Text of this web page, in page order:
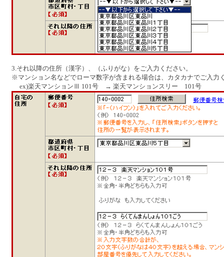
3.それ以降の住所（漢字）、（ふりがな）をご入力ください。
※マンション名などでローマ数字が含まれる場合は、カタカナでご入力
ex)楽天マンションⅢ 101号 → 楽天マンションスリー 101号